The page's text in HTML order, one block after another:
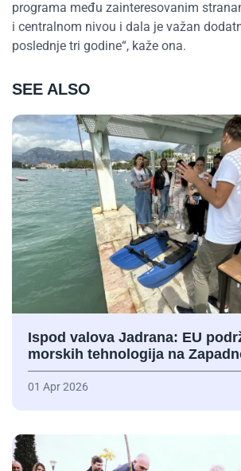
programa među zainteresovanim
i centralnom nivou i dala je važan
poslednje tri godine“, kaže ona.
SEE ALSO
Ispod valova Jadrana: EU
morskih tehnologija na
01 Apr 2026